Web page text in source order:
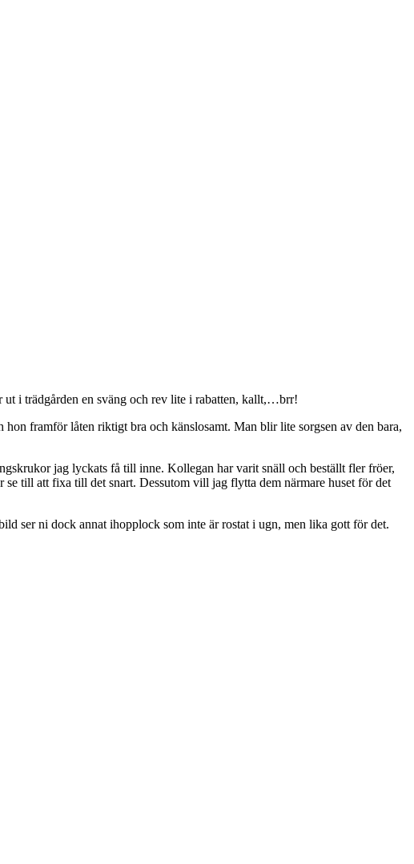
ut i trädgården en sväng och rev lite i rabatten, kallt,…brr!
framför låten riktigt bra och känslosamt. Man blir lite sorgsen av den bara,
jag lyckats få till inne. Kollegan har varit snäll och beställt fler fröer,
till att fixa till det snart. Dessutom vill jag flytta dem närmare huset för det
ser ni dock annat ihopplock som inte är rostat i ugn, men lika gott för det.